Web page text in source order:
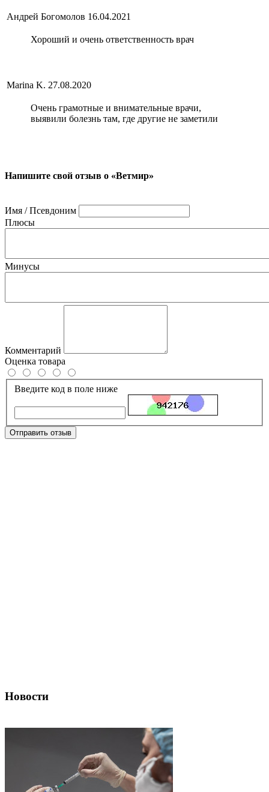
Андрей Богомолов 16.04.2021
Хороший и очень ответственность врач
Marina K. 27.08.2020
Очень грамотные и внимательные врачи,
выявили болезнь там, где другие не заметили
Напишите свой отзыв о «Ветмир»
Имя / Псевдоним
Плюсы
Минусы
Комментарий
Оценка товара
Введите код в поле ниже
Отправить отзыв
Новости